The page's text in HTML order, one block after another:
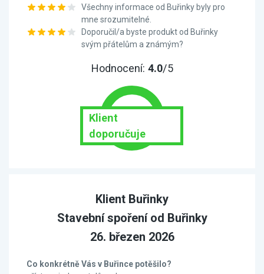
Všechny informace od Buřinky byly pro
mne srozumitelné.
Doporučil/a byste produkt od Buřinky
svým přátelům a známým?
Hodnocení: 4.0/5
Klient
doporučuje
Klient Buřinky
Stavební spoření od Buřinky
26. březen 2026
Co konkrétně Vás v Buřince potěšilo?